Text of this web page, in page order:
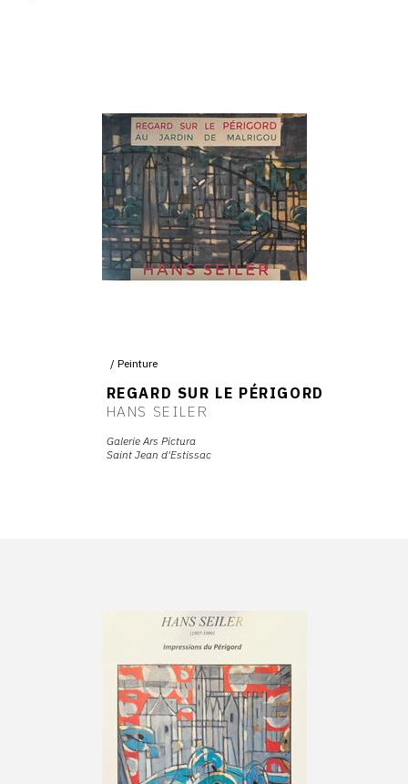
Peinture
REGARD SUR LE PÉRIGORD
HANS SEILER
Galerie Ars Pictura
Saint Jean d'Estissac